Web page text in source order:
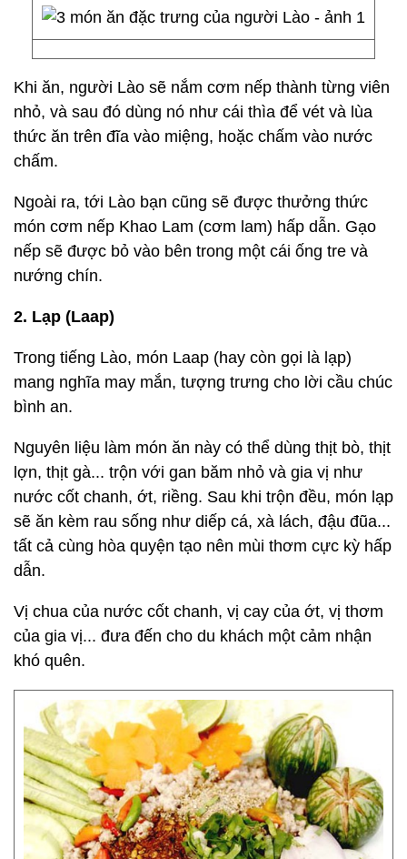
Khi ăn, người Lào sẽ nắm cơm nếp thành từng viên
nhỏ, và sau đó dùng nó như cái thìa để vét và lùa
thức ăn trên đĩa vào miệng, hoặc chấm vào nước
chấm.
Ngoài ra, tới Lào bạn cũng sẽ được thưởng thức
món cơm nếp Khao Lam (cơm lam) hấp dẫn. Gạo
nếp sẽ được bỏ vào bên trong một cái ống tre và
nướng chín.
2. Lạp (Laap)
Trong tiếng Lào, món Laap (hay còn gọi là lạp)
mang nghĩa may mắn, tượng trưng cho lời cầu chúc
bình an.
Nguyên liệu làm món ăn này có thể dùng thịt bò, thịt
lợn, thịt gà... trộn với gan băm nhỏ và gia vị như
nước cốt chanh, ớt, riềng. Sau khi trộn đều, món lạp
sẽ ăn kèm rau sống như diếp cá, xà lách, đậu đũa...
tất cả cùng hòa quyện tạo nên mùi thơm cực kỳ hấp
dẫn.
Vị chua của nước cốt chanh, vị cay của ớt, vị thơm
của gia vị... đưa đến cho du khách một cảm nhận
khó quên.